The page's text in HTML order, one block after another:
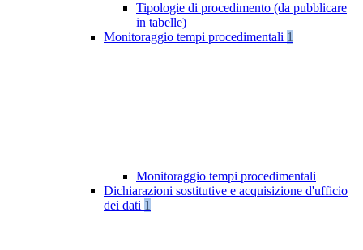
Tipologie di procedimento (da pubblicare
in tabelle)
Monitoraggio tempi procedimentali 1
Monitoraggio tempi procedimentali
Dichiarazioni sostitutive e acquisizione d'ufficio
dei dati 1